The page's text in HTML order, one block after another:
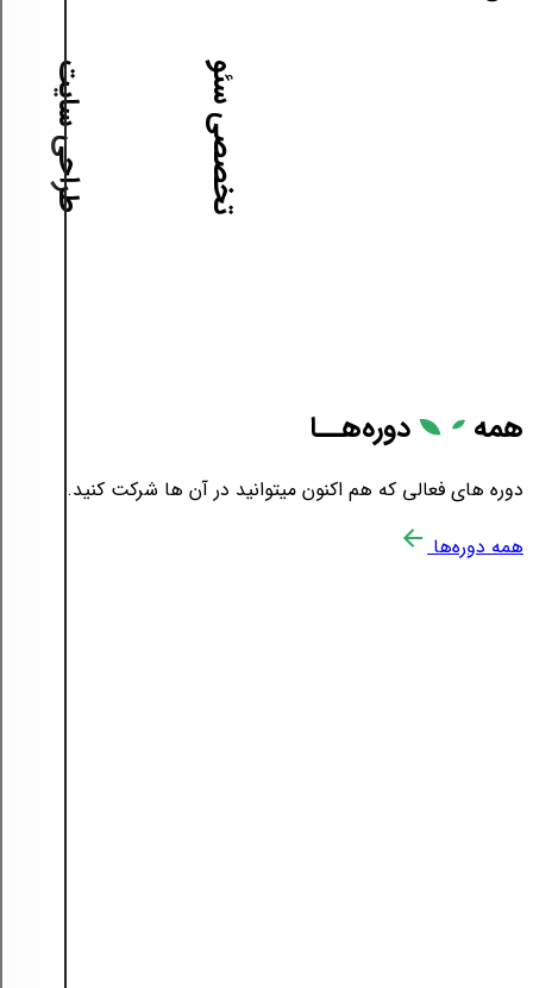
آموزش تخصصی سئو آموزش طراحی سایت
همه دوره‌هــا
دوره های فعالی که هم اکنون میتوانید در آن ها شرکت کنید.
همه دوره‌ها